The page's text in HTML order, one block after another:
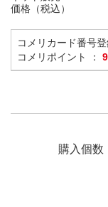
価格（税込）
コメリカード番号
コメリポイント ：
購入個数